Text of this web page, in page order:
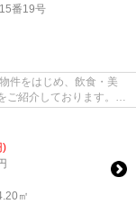
番19号
件をはじめ、飲食・美
紹介しております。
)
㎡